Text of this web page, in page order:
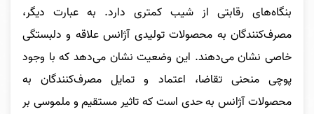
بنگاه‌های رقابتی از شیب کمتری دارد. به عبارت دیگر،
مصرف‌کنندگان به محصولات تولیدی آژانس علاقه و دلبستگی
خاصی نشان می‌دهند. این وضعیت نشان می‌دهد که با وجود
پوچی منحنی تقاضا، اعتماد و تمایل مصرف‌کنندگان به
محصولات آژانس به حدی است که تاثیر مستقیم و ملموسی بر